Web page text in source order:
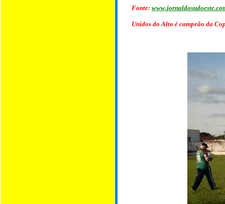
Fonte:
Unidos do Alto é campeão da